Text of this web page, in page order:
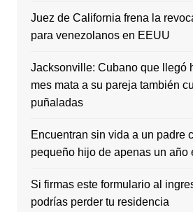
Juez de California frena la
para venezolanos en EEUU
Jacksonville: Cubano que llegó
mes mata a su pareja también
puñaladas
Encuentran sin vida a un padre
pequeño hijo de apenas un año
Si firmas este formulario al
podrías perder tu residencia